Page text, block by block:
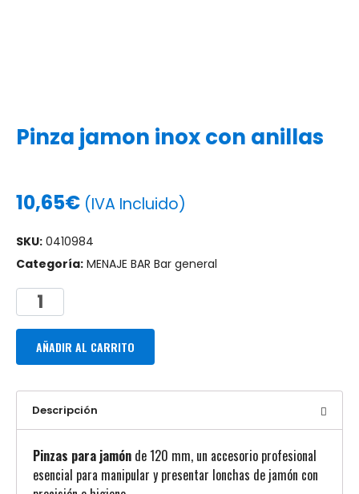
Pinza jamon inox con anillas
10,65€ (IVA Incluido)
SKU: 0410984
Categoría: MENAJE BAR Bar general
AÑADIR AL CARRITO
Descripción
Pinzas para jamón de 120 mm, un accesorio profesional
esencial para manipular y presentar lonchas de jamón con